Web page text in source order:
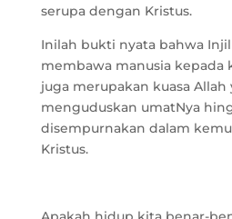
serupa dengan Kristus.
Inilah bukti nyata bahwa
membawa manusia kepada
juga merupakan kuasa Allah
menguduskan umatNya
disempurnakan dalam
Kristus.